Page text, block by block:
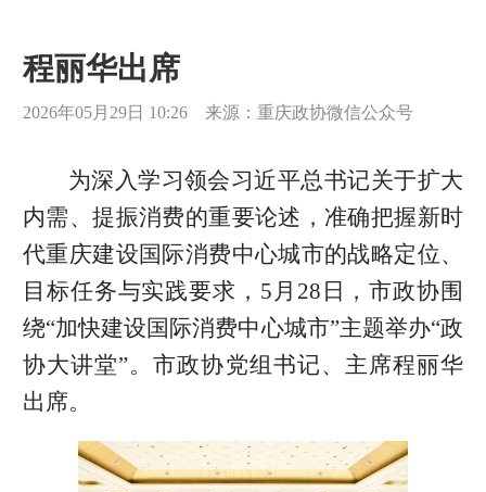
程丽华出席
2026年05月29日 10:26 来源：重庆政协微信公众号
为深入学习领会习近平总书记关于扩大
内需、提振消费的重要论述，准确把握新时
代重庆建设国际消费中心城市的战略定位、
目标任务与实践要求，5月28日，市政协围
绕“加快建设国际消费中心城市”主题举办“政
协大讲堂”。市政协党组书记、主席程丽华
出席。